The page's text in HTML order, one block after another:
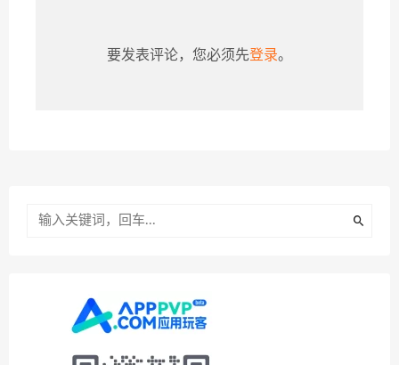
要发表评论，您必须先登录。